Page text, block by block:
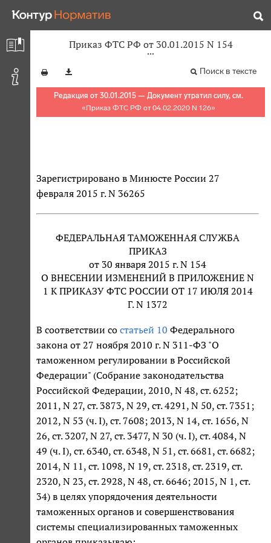
Приказ ФТС РФ от 30.01.2015 N 154
Поиск в тексте
Редакция от 30.01.2015 — Документ утратил силу, см.
«Приказ ФТС РФ от 04.02.2020 N 126»
Зарегистрировано в Минюсте России 27
февраля 2015 г. N 36265
ФЕДЕРАЛЬНАЯ ТАМОЖЕННАЯ СЛУЖБА
ПРИКАЗ
от 30 января 2015 г. N 154
О ВНЕСЕНИИ ИЗМЕНЕНИЙ В ПРИЛОЖЕНИЕ N
1 К ПРИКАЗУ ФТС РОССИИ ОТ 17 ИЮЛЯ 2014
Г. N 1372
В соответствии со статьей 10 Федерального
закона от 27 ноября 2010 г. N 311-ФЗ "О
таможенном регулировании в Российской
Федерации" (Собрание законодательства
Российской Федерации, 2010, N 48, ст. 6252;
2011, N 27, ст. 3873, N 29, ст. 4291, N 50, ст. 7351;
2012, N 53 (ч. I), ст. 7608; 2013, N 14, ст. 1656, N
26, ст. 3207, N 27, ст. 3477, N 30 (ч. I), ст. 4084, N
49 (ч. I), ст. 6340, ст. 6348, N 51, ст. 6681, ст. 6682;
2014, N 11, ст. 1098, N 19, ст. 2318, ст. 2319, ст.
2320, N 23, ст. 2928, N 48, ст. 6646; 2015, N 1, ст.
34) в целях упорядочения деятельности
таможенных органов и совершенствования
системы специализированных таможенных